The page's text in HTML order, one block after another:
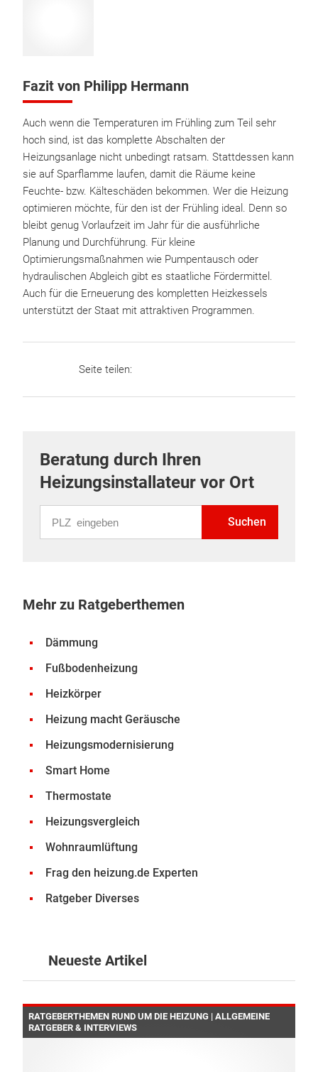
Fazit von Philipp Hermann
Auch wenn die Temperaturen im Frühling zum Teil sehr
hoch sind, ist das komplette Abschalten der
Heizungsanlage nicht unbedingt ratsam. Stattdessen kann
sie auf Sparflamme laufen, damit die Räume keine
Feuchte- bzw. Kälteschäden bekommen. Wer die Heizung
optimieren möchte, für den ist der Frühling ideal. Denn so
bleibt genug Vorlaufzeit im Jahr für die ausführliche
Planung und Durchführung. Für kleine
Optimierungsmaßnahmen wie Pumpentausch oder
hydraulischen Abgleich gibt es staatliche Fördermittel.
Auch für die Erneuerung des kompletten Heizkessels
unterstützt der Staat mit attraktiven Programmen.
Seite teilen:
Beratung durch Ihren
Heizungsinstallateur vor Ort
Suchen
Mehr zu Ratgeberthemen
Dämmung
Fußbodenheizung
Heizkörper
Heizung macht Geräusche
Heizungsmodernisierung
Smart Home
Thermostate
Heizungsvergleich
Wohnraumlüftung
Frag den heizung.de Experten
Ratgeber Diverses
Neueste Artikel
RATGEBERTHEMEN RUND UM DIE HEIZUNG | ALLGEMEINE
RATGEBER & INTERVIEWS